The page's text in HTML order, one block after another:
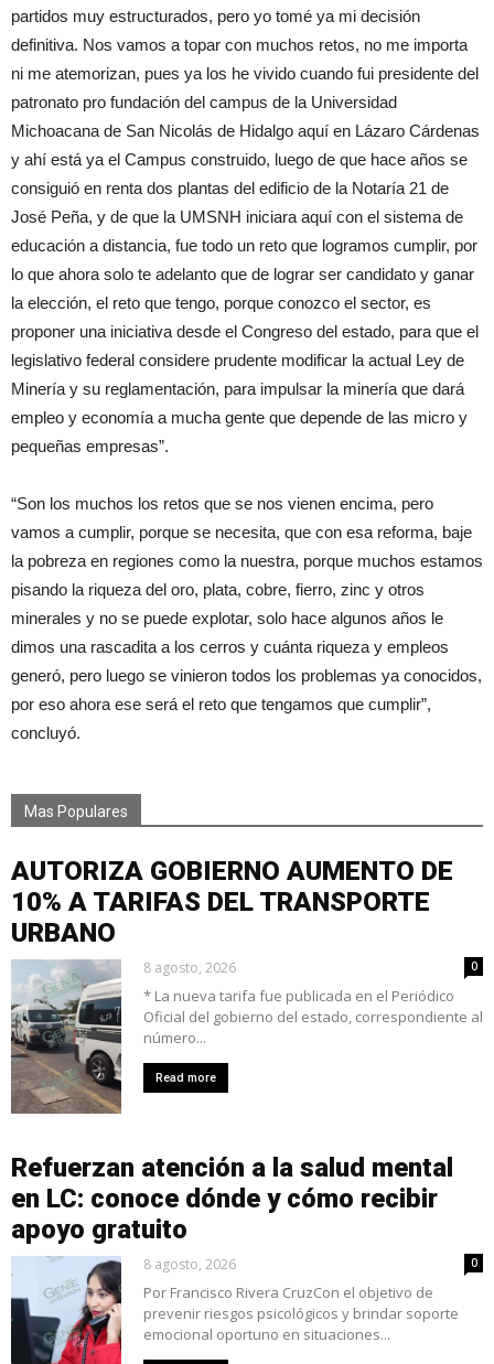
partidos muy estructurados, pero yo tomé ya mi decisión
definitiva. Nos vamos a topar con muchos retos, no me importa
ni me atemorizan, pues ya los he vivido cuando fui presidente del
patronato pro fundación del campus de la Universidad
Michoacana de San Nicolás de Hidalgo aquí en Lázaro Cárdenas
y ahí está ya el Campus construido, luego de que hace años se
consiguió en renta dos plantas del edificio de la Notaría 21 de
José Peña, y de que la UMSNH iniciara aquí con el sistema de
educación a distancia, fue todo un reto que logramos cumplir, por
lo que ahora solo te adelanto que de lograr ser candidato y ganar
la elección, el reto que tengo, porque conozco el sector, es
proponer una iniciativa desde el Congreso del estado, para que el
legislativo federal considere prudente modificar la actual Ley de
Minería y su reglamentación, para impulsar la minería que dará
empleo y economía a mucha gente que depende de las micro y
pequeñas empresas”.
“Son los muchos los retos que se nos vienen encima, pero
vamos a cumplir, porque se necesita, que con esa reforma, baje
la pobreza en regiones como la nuestra, porque muchos estamos
pisando la riqueza del oro, plata, cobre, fierro, zinc y otros
minerales y no se puede explotar, solo hace algunos años le
dimos una rascadita a los cerros y cuánta riqueza y empleos
generó, pero luego se vinieron todos los problemas ya conocidos,
por eso ahora ese será el reto que tengamos que cumplir”,
concluyó.
Mas Populares
AUTORIZA GOBIERNO AUMENTO DE
10% A TARIFAS DEL TRANSPORTE
URBANO
8 agosto, 2026 0
* La nueva tarifa fue publicada en el Periódico
Oficial del gobierno del estado, correspondiente al
número...
Read more
Refuerzan atención a la salud mental
en LC: conoce dónde y cómo recibir
apoyo gratuito
8 agosto, 2026 0
Por Francisco Rivera CruzCon el objetivo de
prevenir riesgos psicológicos y brindar soporte
emocional oportuno en situaciones...